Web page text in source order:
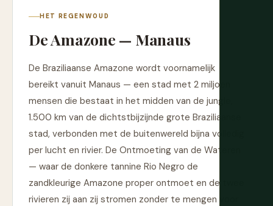
HET REGENWOUD
De Amazone — Manaus
De Braziliaanse Amazone wordt voornamelijk
bereikt vanuit Manaus — een stad met 2 miljoen
mensen die bestaat in het midden van de jungle,
1.500 km van de dichtstbijzijnde grote Braziliaanse
stad, verbonden met de buitenwereld bijna volledig
per lucht en rivier. De Ontmoeting van de Wateren
— waar de donkere tannine Rio Negro de
zandkleurige Amazone proper ontmoet en de twee
rivieren zij aan zij stromen zonder te mengen voor